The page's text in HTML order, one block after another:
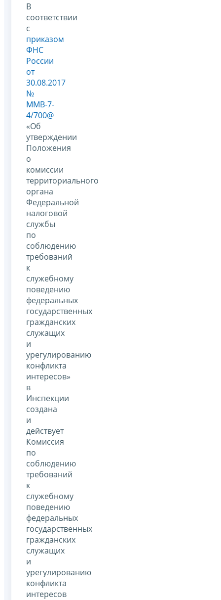
В
соответствии
с
приказом
ФНС
России
от
30.08.2017
№
ММВ-7-
4/700@
«Об
утверждении
Положения
о
комиссии
территориального
органа
Федеральной
налоговой
службы
по
соблюдению
требований
к
служебному
поведению
федеральных
государственных
гражданских
служащих
и
урегулированию
конфликта
интересов»
в
Инспекции
создана
и
действует
Комиссия
по
соблюдению
требований
к
служебному
поведению
федеральных
государственных
гражданских
служащих
и
урегулированию
конфликта
интересов